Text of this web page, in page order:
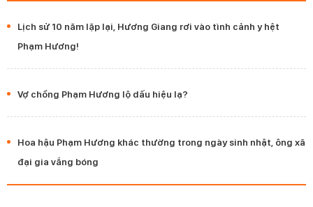
Lịch sử 10 năm lặp lại, Hương Giang rơi vào tình cảnh y hệt
Phạm Hương!
Vợ chồng Phạm Hương lộ dấu hiệu lạ?
Hoa hậu Phạm Hương khác thường trong ngày sinh nhật, ông xã
đại gia vắng bóng